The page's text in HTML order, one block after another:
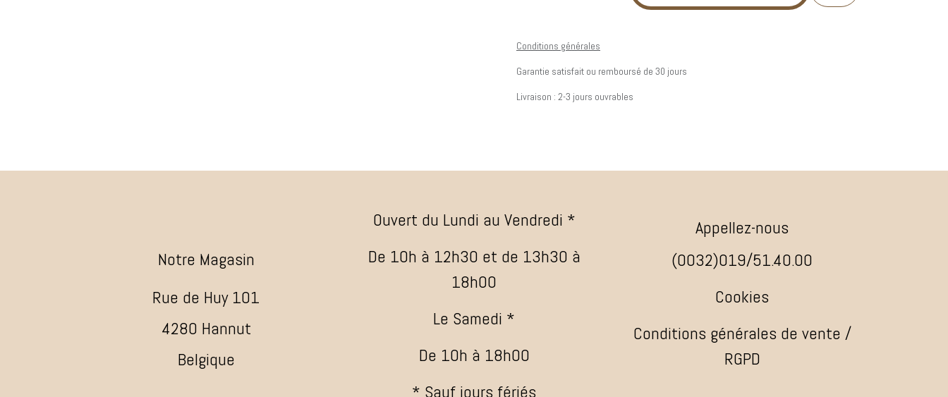
Conditions générales
Garantie satisfait ou remboursé de 30 jours
Livraison : 2-3 jours ouvrables
Notre Magasin
Rue de Huy 101
4280 Hannut
Belgique
Ouvert du Lundi au Vendredi *
De 10h à 12h30 et de 13h30 à
18h00
Le Samedi *
De 10h à 18h00
* Sauf jours fériés
Appellez-nous
(0032)019/51.40.00
Cookies
Conditions générales de vente /
RGPD